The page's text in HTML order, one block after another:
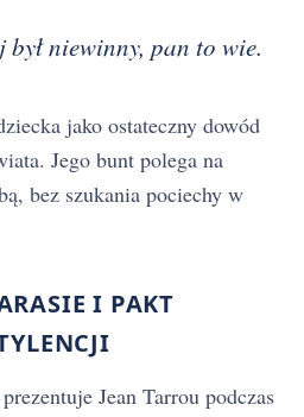
był niewinny, pan to wie.
jako ostateczny dowód
Jego bunt polega na
bez szukania pociechy w
I PAKT
Jean Tarrou podczas